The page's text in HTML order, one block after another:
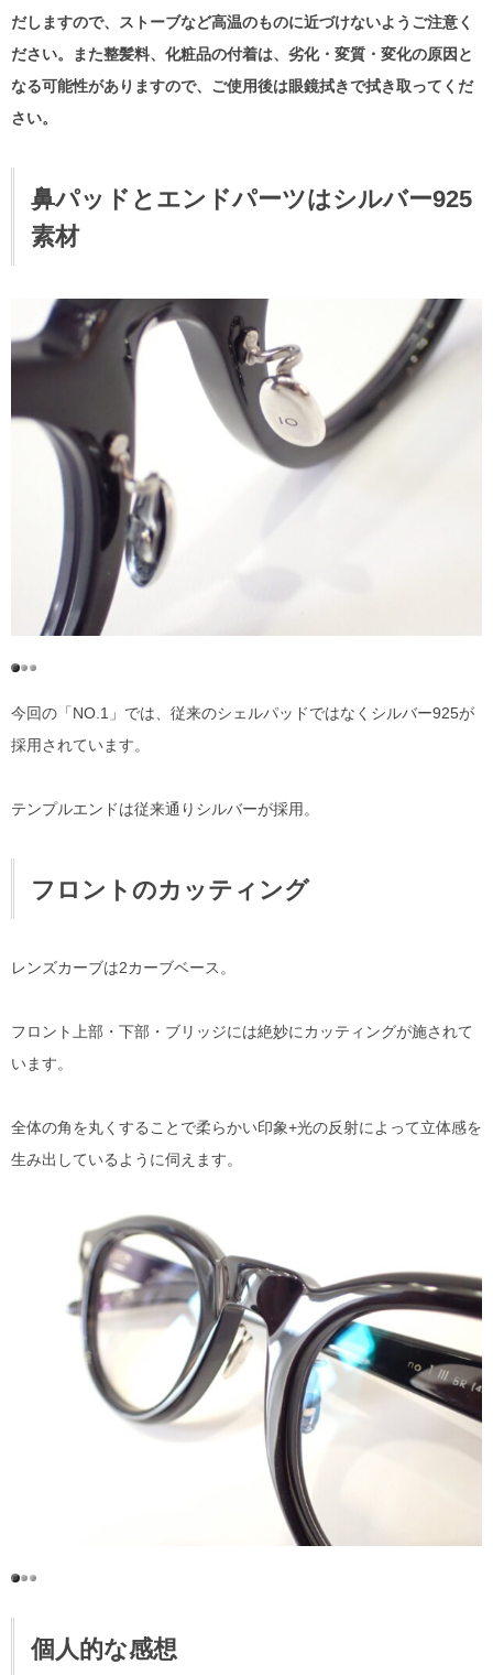
だしますので、ストーブなど高温のものに近づけないようご注意く
ださい。また整髪料、化粧品の付着は、劣化・変質・変化の原因と
なる可能性がありますので、ご使用後は眼鏡拭きで拭き取ってくだ
さい。
鼻パッドとエンドパーツはシルバー925
素材
今回の「NO.1」では、従来のシェルパッドではなくシルバー925が
採用されています。
テンプルエンドは従来通りシルバーが採用。
フロントのカッティング
レンズカーブは2カーブベース。
フロント上部・下部・ブリッジには絶妙にカッティングが施されて
います。
全体の角を丸くすることで柔らかい印象+光の反射によって立体感を
生み出しているように伺えます。
個人的な感想